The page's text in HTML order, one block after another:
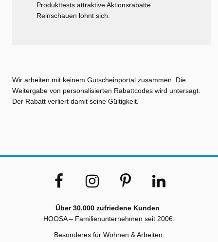
Produkttests attraktive Aktionsrabatte.
Reinschauen lohnt sich.
Wir arbeiten mit keinem Gutscheinportal zusammen. Die
Weitergabe von personalisierten Rabattcodes wird untersagt.
Der Rabatt verliert damit seine Gültigkeit.
Über 30.000 zufriedene Kunden
HOOSA – Familienunternehmen seit 2006.
Besonderes für Wohnen & Arbeiten.